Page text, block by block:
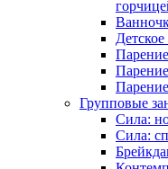
Групповые
Сила:
Сила: